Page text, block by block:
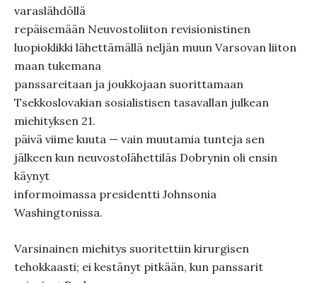
varaslähdöllä
repäisemään Neuvostoliiton revisionistinen
luopioklikki lähettämällä neljän muun Varsovan liiton
maan tukemana
panssareitaan ja joukkojaan suorittamaan
Tsekkoslovakian sosialistisen tasavallan julkean
miehityksen 21.
päivä viime kuuta — vain muutamia tunteja sen
jälkeen kun neuvostolähettiläs Dobrynin oli ensin
käynyt
informoimassa presidentti Johnsonia
Washingtonissa.
Varsinainen miehitys suoritettiin kirurgisen
tehokkaasti; ei kestänyt pitkään, kun panssarit